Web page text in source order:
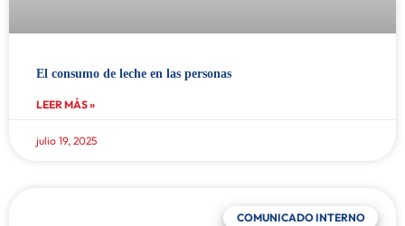
El consumo de leche en las personas
LEER MÁS »
julio 19, 2025
COMUNICADO INTERNO